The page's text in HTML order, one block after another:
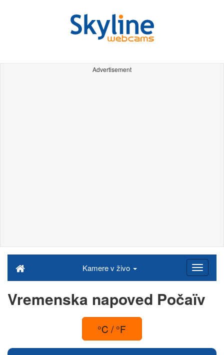
Advertisement
Kamere v živo
Vremenska napoved Počaïv
°C / °F